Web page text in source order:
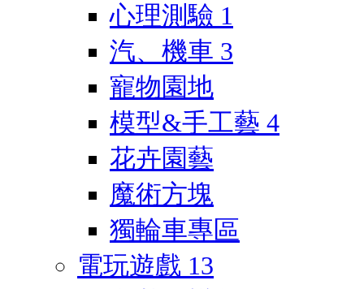
心理測驗 1
汽、機車 3
寵物園地
模型&手工藝 4
花卉園藝
魔術方塊
獨輪車專區
電玩遊戲 13